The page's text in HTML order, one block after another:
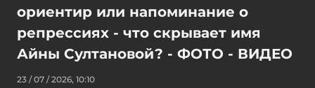
ориентир или напоминание о
репрессиях - что скрывает имя
Айны Султановой? - ФОТО - ВИДЕО
23 / 07 / 2026, 10:10